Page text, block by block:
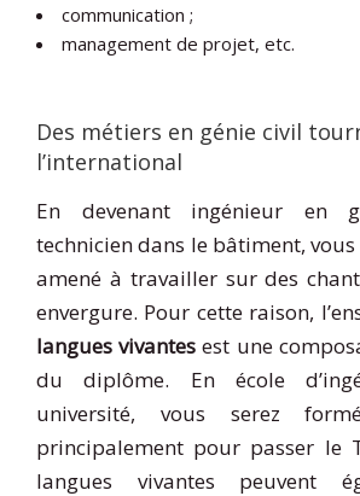
communication ;
management de projet, etc.
Des métiers en génie civil
l’international
En devenant ingénieur en
technicien dans le bâtiment,
amené à travailler sur des
envergure. Pour cette raison,
langues vivantesest une
du diplôme. En école
université, vous serez
principalement pour passer le
langues vivantes peuvent